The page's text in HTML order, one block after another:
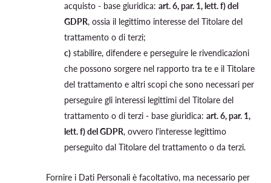
acquisto - base giuridica: art. 6, par. 1, lett. f) del
GDPR, ossia il legittimo interesse del Titolare del
trattamento o di terzi;
c) stabilire, difendere e perseguire le rivendicazioni
che possono sorgere nel rapporto tra te e il Titolare
del trattamento e altri scopi che sono necessari per
perseguire gli interessi legittimi del Titolare del
trattamento o di terzi - base giuridica: art. 6, par. 1,
lett. f) del GDPR, ovvero l'interesse legittimo
perseguito dal Titolare del trattamento o da terzi.
Fornire i Dati Personali è facoltativo, ma necessario per